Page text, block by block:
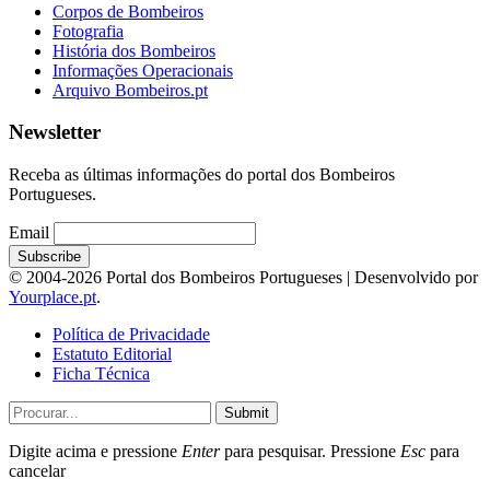
Corpos de Bombeiros
Fotografia
História dos Bombeiros
Informações Operacionais
Arquivo Bombeiros.pt
Newsletter
Receba as últimas informações do portal dos Bombeiros
Portugueses.
Email
© 2004-2026 Portal dos Bombeiros Portugueses | Desenvolvido por
Yourplace.pt.
Política de Privacidade
Estatuto Editorial
Ficha Técnica
Submit
Digite acima e pressione Enterpara pesquisar. Pressione Esc para
cancelar